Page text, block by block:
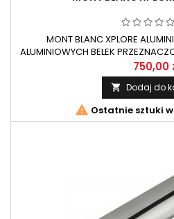
MONT BLANC XPLORE
ALUMINIOWYCH BELEK
XPLORE MONT
750,00
 Dodaj do
 Ostatnie sztuki